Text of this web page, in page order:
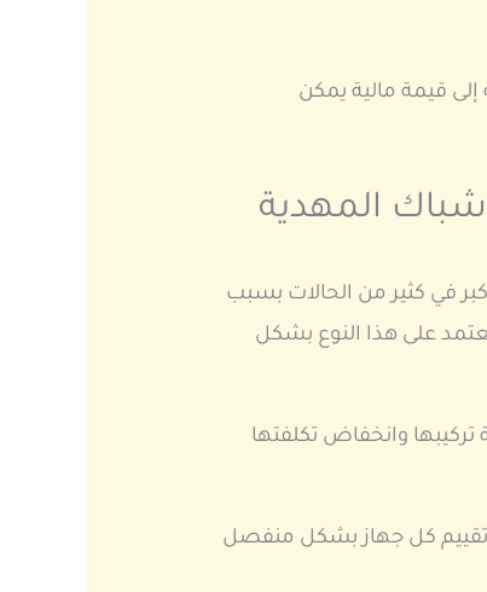
قيمة مالية يمكن
المهدية
في كثير من الحالات بسبب
على هذا النوع بشكل
وانخفاض تكلفتها
كل جهاز بشكل منفصل